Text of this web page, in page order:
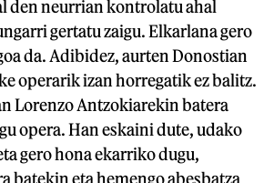
den neurrian kontrolatu ahal
gertatu zaigu. Elkarlana gero
da. Adibidez, aurten Donostian
operarik izan horregatik ez balitz.
Lorenzo Antzokiarekin batera
opera. Han eskaini dute, udako
gero hona ekarriko dugu,
batekin eta hemengo abesbatza